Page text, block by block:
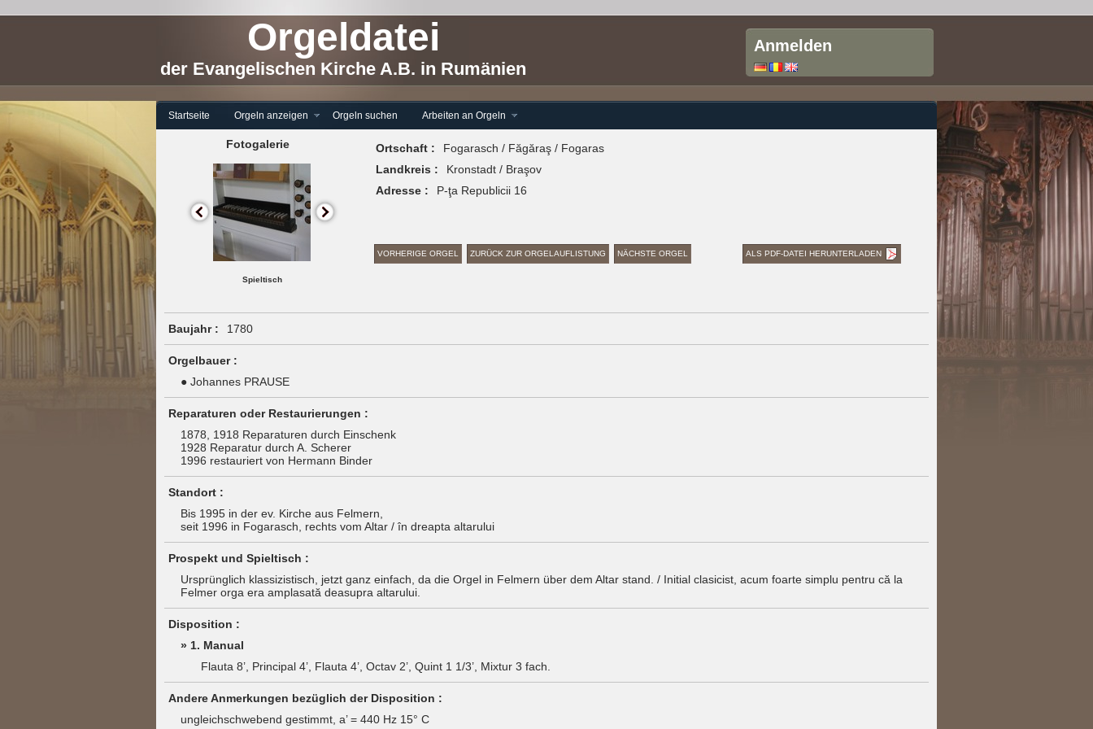
Anmelden
Orgeldatei
der Evangelischen Kirche A.B. in Rumänien
Startseite Orgeln anzeigen Orgeln suchen Arbeiten an Orgeln
Fotogalerie
Spieltisch
Ortschaft :
Fogarasch / Făgăraş / Fogaras
Landkreis :
Kronstadt / Braşov
Adresse :
P-ţa Republicii 16
VORHERIGE ORGEL ZURÜCK ZUR ORGELAUFLISTUNG NÄCHSTE ORGEL ALS PDF-DATEI HERUNTERLADEN
Baujahr : 1780
Orgelbauer :
● Johannes PRAUSE
Reparaturen oder Restaurierungen :
1878, 1918 Reparaturen durch Einschenk
1928 Reparatur durch A. Scherer
1996 restauriert von Hermann Binder
Standort :
Bis 1995 in der ev. Kirche aus Felmern,
seit 1996 in Fogarasch, rechts vom Altar / în dreapta altarului
Prospekt und Spieltisch :
Ursprünglich klassizistisch, jetzt ganz einfach, da die Orgel in Felmern über dem Altar stand. / Initial clasicist, acum foarte simplu pentru că la
Felmer orga era amplasată deasupra altarului.
Disposition :
» 1. Manual
Flauta 8’, Principal 4’, Flauta 4’, Octav 2’, Quint 1 1/3’, Mixtur 3 fach.
Andere Anmerkungen bezüglich der Disposition :
ungleichschwebend gestimmt, a’ = 440 Hz 15° C